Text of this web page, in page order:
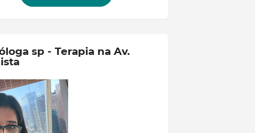
sp - Terapia na Av.